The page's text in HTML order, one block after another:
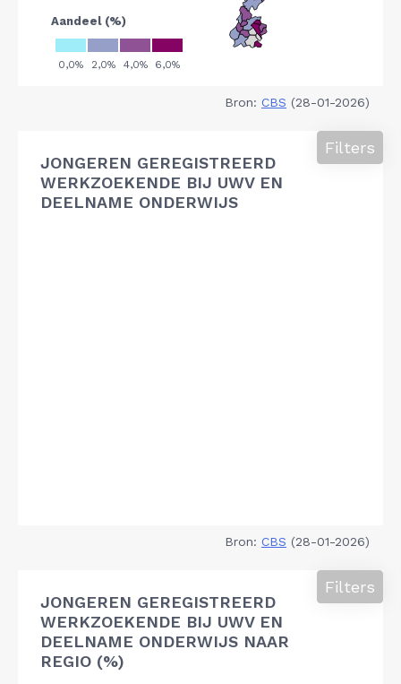
Bron: CBS (28-01-2026)
JONGEREN GEREGISTREERD
WERKZOEKENDE BIJ UWV EN
DEELNAME ONDERWIJS
Filters
Bron: CBS (28-01-2026)
JONGEREN GEREGISTREERD
WERKZOEKENDE BIJ UWV EN
DEELNAME ONDERWIJS NAAR
REGIO (%)
Filters